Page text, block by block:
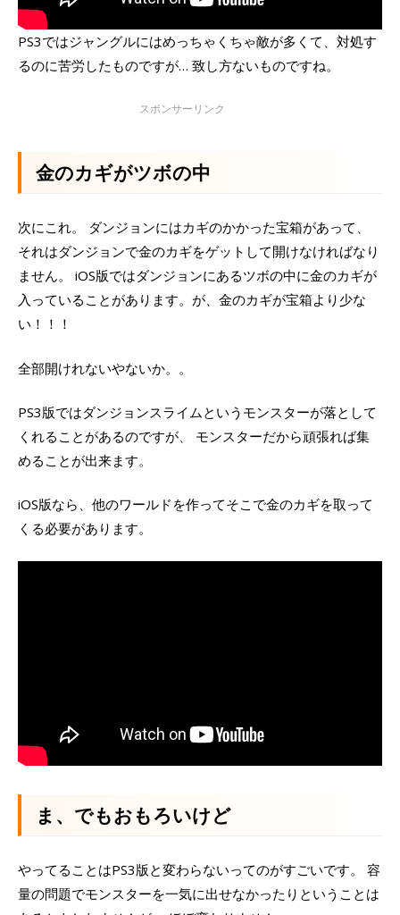
PS3ではジャングルにはめっちゃくちゃ敵が多くて、対処す
るのに苦労したものですが… 致し方ないものですね。
金のカギがツボの中
次にこれ。 ダンジョンにはカギのかかった宝箱があって、
それはダンジョンで金のカギをゲットして開けなければなり
ません。 iOS版ではダンジョンにあるツボの中に金のカギが
入っていることがあります。が、金のカギが宝箱より少な
い！！！
全部開けれないやないか。。
PS3版ではダンジョンスライムというモンスターが落として
くれることがあるのですが、 モンスターだから頑張れば集
めることが出来ます。
iOS版なら、他のワールドを作ってそこで金のカギを取って
くる必要があります。
ま、でもおもろいけど
やってることはPS3版と変わらないってのがすごいです。 容
量の問題でモンスターを一気に出せなかったりということは